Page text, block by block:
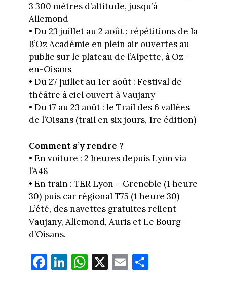
3 300 mètres d’altitude, jusqu’à
Allemond
• Du 23 juillet au 2 août : répétitions de la
B’Oz Académie en plein air ouvertes au
public sur le plateau de l’Alpette, à Oz-
en-Oisans
• Du 27 juillet au 1er août : Festival de
théâtre à ciel ouvert à Vaujany
• Du 17 au 23 août : le Trail des 6 vallées
de l’Oisans (trail en six jours, 1re édition)
Comment s’y rendre ?
• En voiture : 2 heures depuis Lyon via
l’A48
• En train : TER Lyon – Grenoble (1 heure
30) puis car régional T75 (1 heure 30)
L’été, des navettes gratuites relient
Vaujany, Allemond, Auris et Le Bourg-
d’Oisans.
Fa
ce
Li
nk
W
ha
X E
m
Pa